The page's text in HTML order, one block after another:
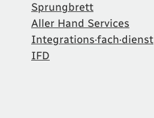
Sprungbrett
Aller Hand Services
Integrations·fach·dienst
IFD